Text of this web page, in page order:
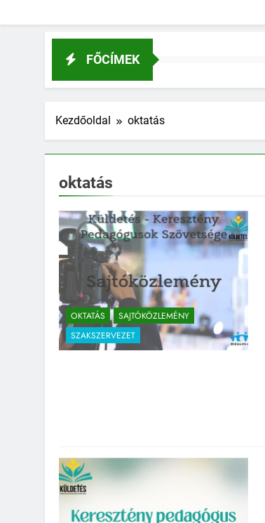
FŐCÍMEK
Kezdőoldal oktatás
oktatás
OKTATÁS
SAJTÓKÖZLEMÉNY
SZAKSZERVEZET